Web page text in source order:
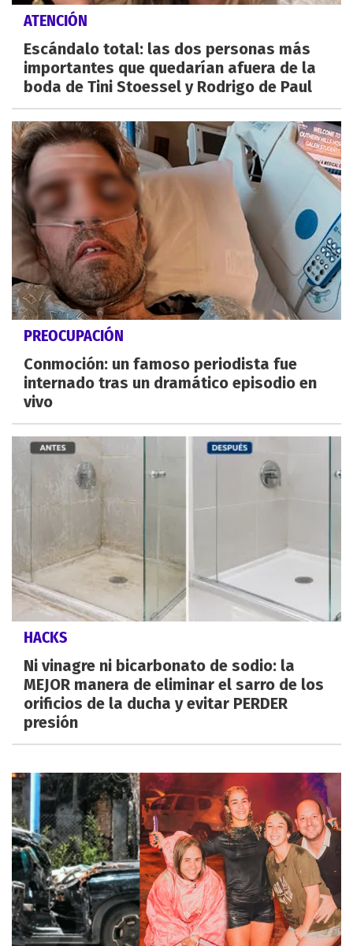
ATENCIÓN
Escándalo total: las dos personas más
importantes que quedarían afuera de la
boda de Tini Stoessel y Rodrigo de Paul
PREOCUPACIÓN
Conmoción: un famoso periodista fue
internado tras un dramático episodio en
vivo
HACKS
Ni vinagre ni bicarbonato de sodio: la
MEJOR manera de eliminar el sarro de los
orificios de la ducha y evitar PERDER
presión